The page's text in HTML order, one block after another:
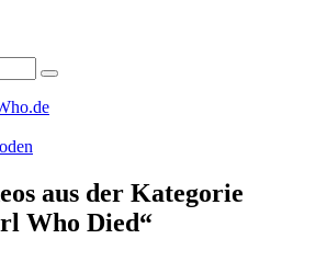
aus der Kategorie
Who Died“